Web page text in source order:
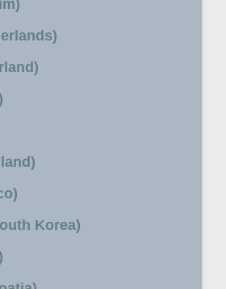
Korea)